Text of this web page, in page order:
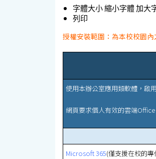
字體大小縮小字體加大
列印
授權安裝範圍：為本校校園
使用本辦公室應用類軟體，啟
網頁要求個人有效的雲端
Microsoft 365(僅支援在校的